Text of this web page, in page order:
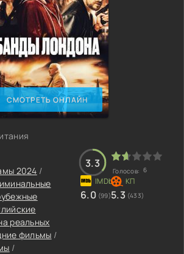
СМОТРЕТЬ ОНЛАЙН
2024 /
реальных
фильмы /
/
3.3
Голосов: 6
6.0 (99)5.3 (433)